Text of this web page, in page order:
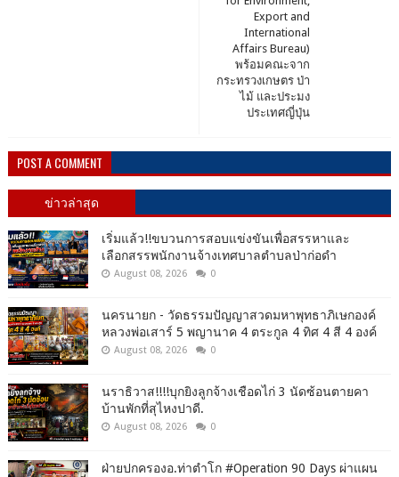
Export and
International
Affairs Bureau)
พร้อมคณะจาก
กระทรวงเกษตร ป่า
ไม้ และประมง
ประเทศญี่ปุ่น
POST A COMMENT
ข่าวล่าสุด
เริ่มแล้ว!!ขบวนการสอบแข่งขันเพื่อสรรหาและ
เลือกสรรพนักงานจ้างเทศบาลตำบลป่าก่อดำ
August 08, 2026 0
นครนายก - วัดธรรมปัญญาสวดมหาพุทธาภิเษกองค์
หลวงพ่อเสาร์ 5 พญานาค 4 ตระกูล 4 ทิศ 4 สี 4 องค์
August 08, 2026 0
นราธิวาส!!!!บุกยิงลูกจ้างเชือดไก่ 3 นัดซ้อนตายคา
บ้านพักที่สุไหงปาดี.
August 08, 2026 0
ฝ่ายปกครองอ.ท่าตำโก #Operation 90 Days ผ่าแผน